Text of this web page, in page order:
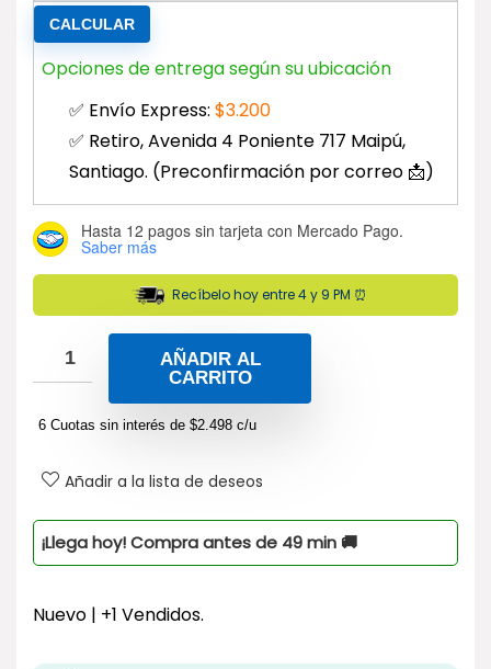
CALCULAR
Opciones de entrega según su ubicación
✅ Envío Express: $3.200
✅ Retiro, Avenida 4 Poniente 717 Maipú,
Santiago. (Preconfirmación por correo 📩)
Hasta 12 pagos sin tarjeta con Mercado Pago.
Saber más
Recíbelo hoy entre 4 y 9 PM ⏰
AÑADIR AL
CARRITO
6 Cuotas sin interés de $2.498 c/u
Añadir a la lista de deseos
¡Llega hoy! Compra antes de 49min 🚚
Nuevo | +1 Vendidos.